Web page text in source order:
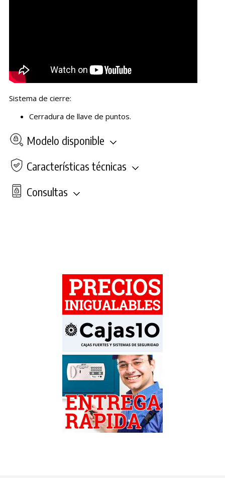
Sistema de cierre:
Cerradura de llave de puntos.
Modelo disponible
Características técnicas
Consultas